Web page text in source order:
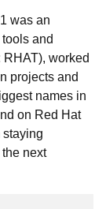
was an
and
worked
projects and
names in
on Red Hat
staying
next